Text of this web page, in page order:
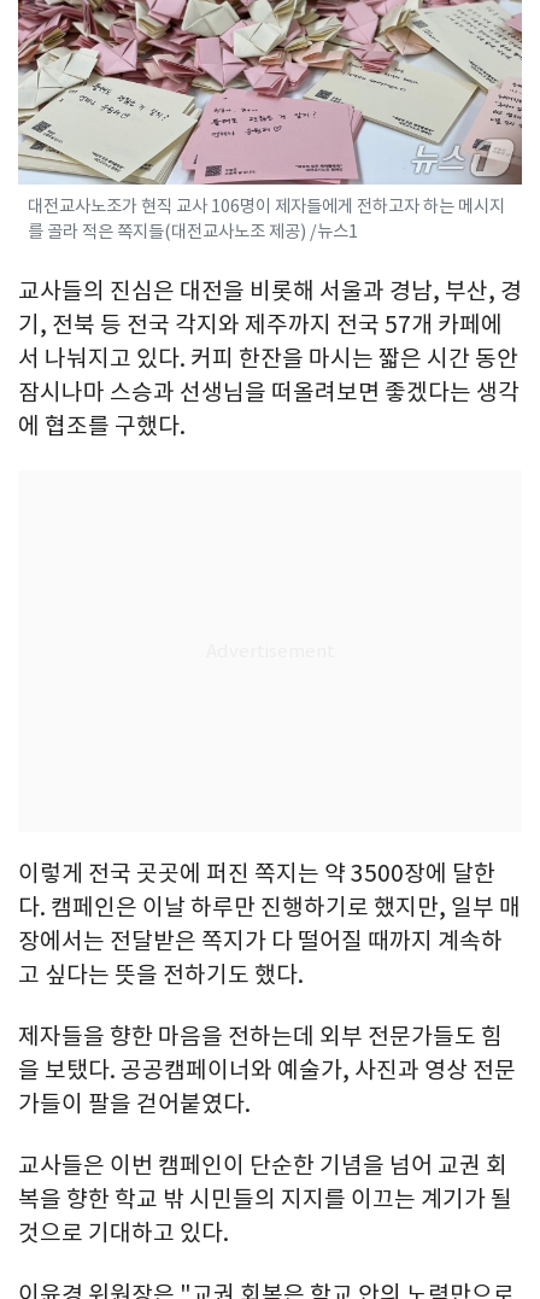
대전교사노조가 현직 교사 106명이 제자들에게 전하고자 하는 메시지
를 골라 적은 쪽지들(대전교사노조 제공) /뉴스1
교사들의 진심은 대전을 비롯해 서울과 경남, 부산, 경
기, 전북 등 전국 각지와 제주까지 전국 57개 카페에
서 나눠지고 있다. 커피 한잔을 마시는 짧은 시간 동안
잠시나마 스승과 선생님을 떠올려보면 좋겠다는 생각
에 협조를 구했다.
이렇게 전국 곳곳에 퍼진 쪽지는 약 3500장에 달한
다. 캠페인은 이날 하루만 진행하기로 했지만, 일부 매
장에서는 전달받은 쪽지가 다 떨어질 때까지 계속하
고 싶다는 뜻을 전하기도 했다.
제자들을 향한 마음을 전하는데 외부 전문가들도 힘
을 보탰다. 공공캠페이너와 예술가, 사진과 영상 전문
가들이 팔을 걷어붙였다.
교사들은 이번 캠페인이 단순한 기념을 넘어 교권 회
복을 향한 학교 밖 시민들의 지지를 이끄는 계기가 될
것으로 기대하고 있다.